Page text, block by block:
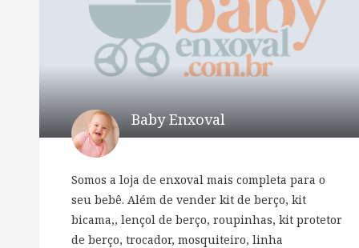
Baby Enxoval
Somos a loja de enxoval mais completa para o
seu bebê. Além de vender kit de berço, kit
bicama,, lençol de berço, roupinhas, kit protetor
de berço, trocador, mosquiteiro, linha